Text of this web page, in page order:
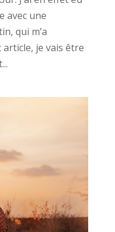
avec une
qui m’a
je vais être